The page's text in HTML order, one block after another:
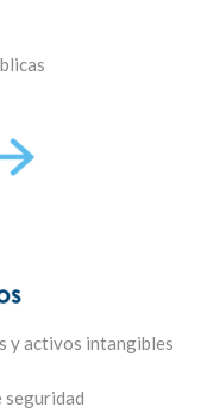
y activos intangibles
seguridad